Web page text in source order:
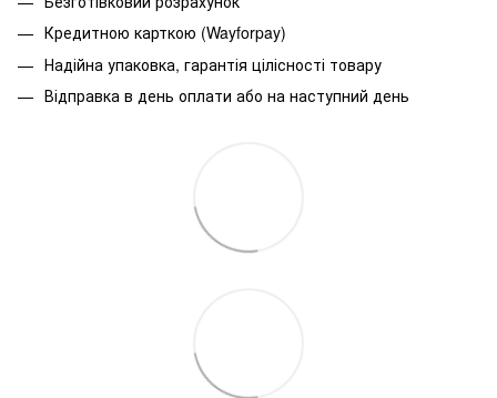
Кредитною карткою (Wayforpay)
Надійна упаковка, гарантія цілісності товару
Відправка в день оплати або на наступний день